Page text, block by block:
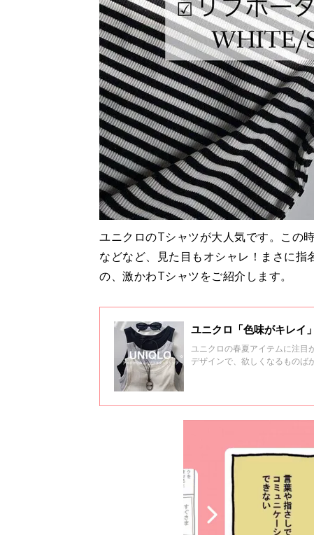
ユニクロのTシャツが大人気です。この
などなど、見た目もオシャレ！まさに
の、激かわTシャツをご紹介します。
ユニクロ「色味がキレイ
ユニクロの春夏アイテムに注目
デザインで、欲しくなるものば